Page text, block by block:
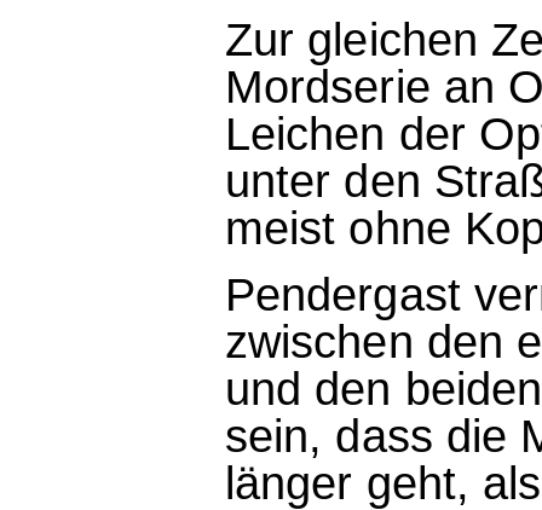
Zur gleichen
Mordserie an
Leichen der
unter den
meist ohne
Pendergast
zwischen den
und den
sein, dass die
länger geht,